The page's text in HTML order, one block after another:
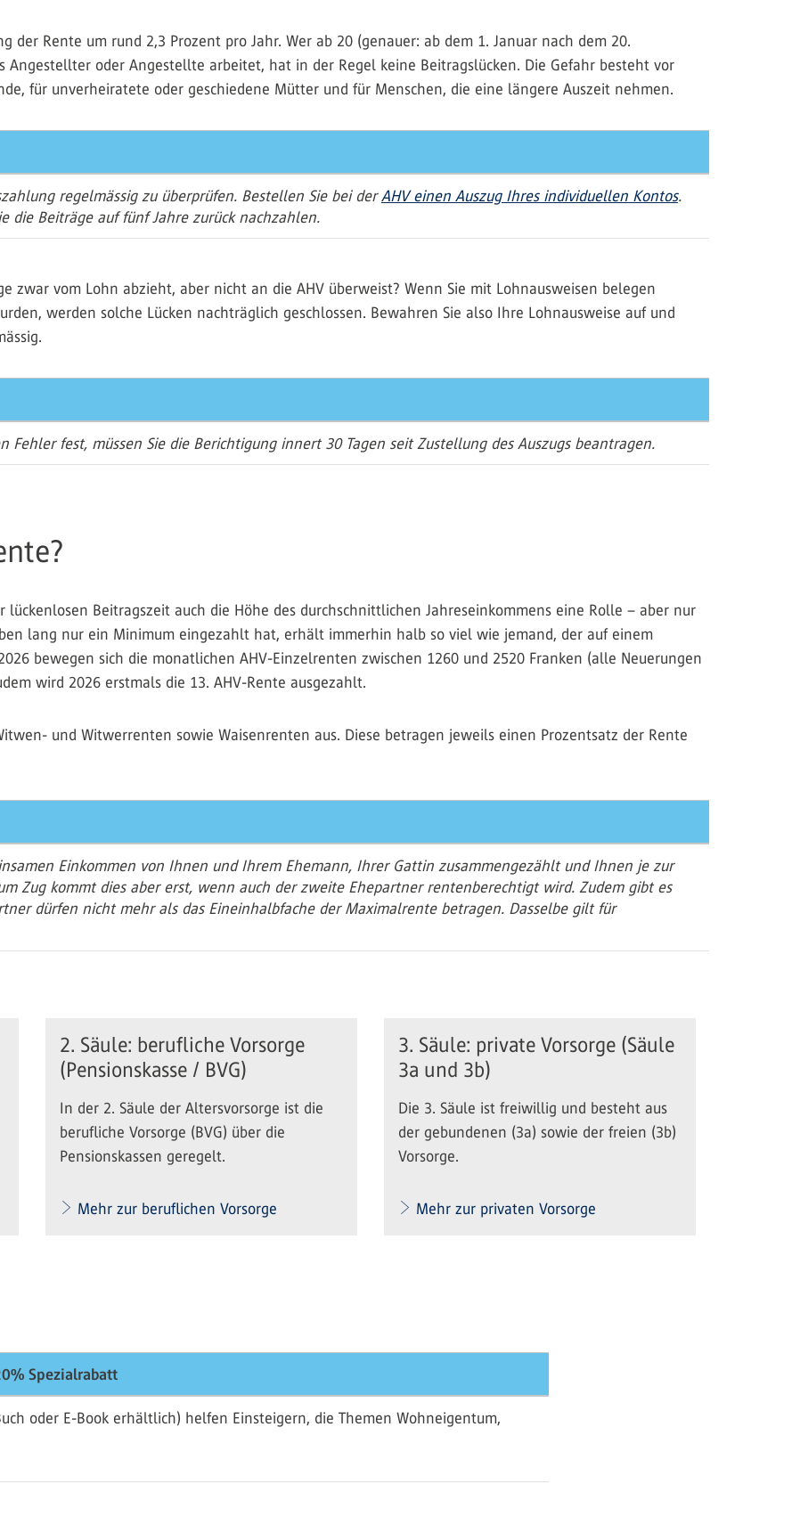
der Rente um rund 2,3 Prozent pro Jahr. Wer ab 20 (genauer: ab dem 1. Januar nach dem 20.
Angestellter oder Angestellte arbeitet, hat in der Regel keine Beitragslücken. Die Gefahr besteht vor
für unverheiratete oder geschiedene Mütter und für Menschen, die eine längere Auszeit nehmen.
regelmässig zu überprüfen. Bestellen Sie bei derAHV einen Auszug Ihres individuellen Kontos.
die Beiträge auf fünf Jahre zurück nachzahlen.
zwar vom Lohn abzieht, aber nicht an die AHV überweist? Wenn Sie mit Lohnausweisen belegen
werden solche Lücken nachträglich geschlossen. Bewahren Sie also Ihre Lohnausweise auf und
fest, müssen Sie die Berichtigung innert 30 Tagen seit Zustellung des Auszugs beantragen.
Beitragszeit auch die Höhe des durchschnittlichen Jahreseinkommens eine Rolle – aber nur
lang nur ein Minimum eingezahlt hat, erhält immerhin halb so viel wie jemand, der auf einem
bewegen sich die monatlichen AHV-Einzelrenten zwischen 1260 und 2520 Franken (alle Neuerungen
wird 2026 erstmals die 13. AHV-Rente ausgezahlt.
und Witwerrenten sowie Waisenrenten aus. Diese betragen jeweils einen Prozentsatz der Rente
Einkommen von Ihnen und Ihrem Ehemann, Ihrer Gattin zusammengezählt und Ihnen je zur
Zug kommt dies aber erst, wenn auch der zweite Ehepartner rentenberechtigt wird. Zudem gibt es
dürfen nicht mehr als das Eineinhalbfache der Maximalrente betragen. Dasselbe gilt für
2. Säule: berufliche Vorsorge
(Pensionskasse / BVG)
In der 2. Säule der Altersvorsorge ist die
berufliche Vorsorge (BVG) über die
Pensionskassen geregelt.
Mehr zur beruflichen Vorsorge
3. Säule: private Vorsorge (Säule
3a und 3b)
Die 3. Säule ist freiwillig und besteht aus
der gebundenen (3a) sowie der freien (3b)
Vorsorge.
Mehr zur privaten Vorsorge
Spezialrabatt
oder E-Book erhältlich) helfen Einsteigern, die Themen Wohneigentum,